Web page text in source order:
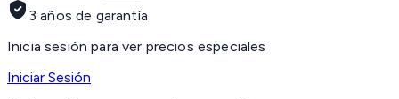
3 años de garantía
Inicia sesión para ver precios especiales
Iniciar Sesión